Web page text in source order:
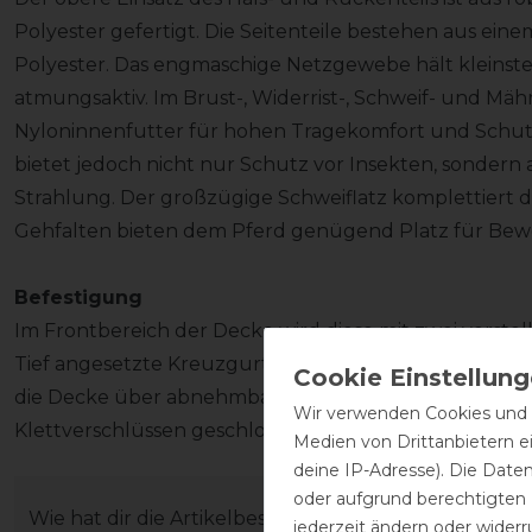
Polyester gefertigt. Die Seitenteile bestehen aus
Polyester. Das engmaschige Netzgewebe hält
atmungsaktiv. Im Brust-, Widerrist-, Schweif- und
Nyloninnenfutter für hohen Tragekomfort und
bietet jedoch nicht nur Schutz vor Insekten,
Strahlung. Der großzügige Schweiflatz komplettiert
Gehfalten bieten dem Pferd genügend Platz für
Befestigung
Im Frontbereich der Decke wird diese mit zwei
Tief angesetzte Kreuzgurte am Bauch sorgen für
die Decke über abnehmbare und verstellbare
Klettverschlüssen geschlossen.
Wie hat dir die Artikelbeschreibung gefallen?
Wir verwenden Cookies
Medien von Drittanbietern
deine IP-Adresse). Die
oder aufgrund berechtigten
jederzeit ändern oder